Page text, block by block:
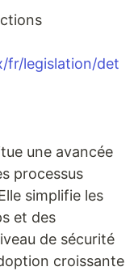
fr/legislation/det
une avancée
processus
simplifie les
et des
de sécurité
croissante